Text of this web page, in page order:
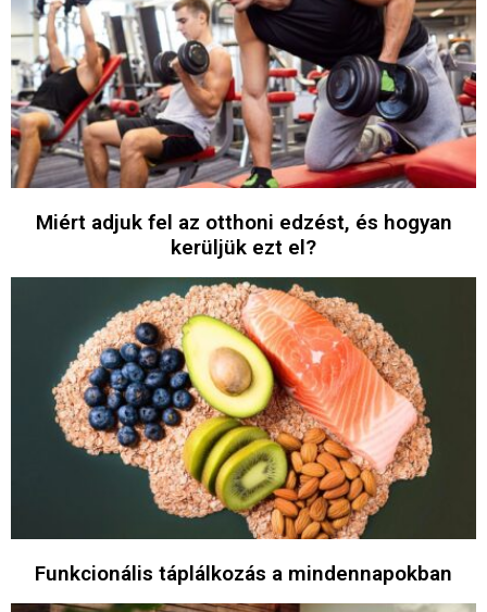
Miért adjuk fel az otthoni edzést, és hogyan
kerüljük ezt el?
Funkcionális táplálkozás a mindennapokban